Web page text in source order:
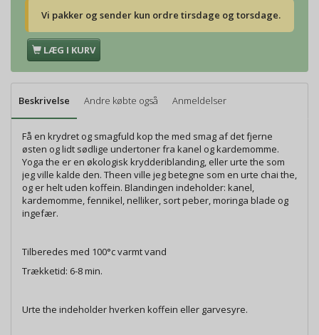
Vi pakker og sender kun ordre tirsdage og torsdage.
LÆG I KURV
Beskrivelse Andre købte også Anmeldelser
Få en krydret og smagfuld kop the med smag af det fjerne
østen og lidt sødlige undertoner fra kanel og kardemomme.
Yoga the er en økologisk krydderiblanding, eller urte the som
jeg ville kalde den. Theen ville jeg betegne som en urte chai the,
og er helt uden koffein. Blandingen indeholder: kanel,
kardemomme, fennikel, nelliker, sort peber, moringa blade og
ingefær.
Tilberedes med 100°c varmt vand
Trækketid: 6-8 min.
Urte the indeholder hverken koffein eller garvesyre.